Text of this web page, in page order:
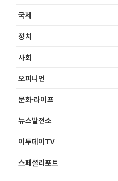
국제
정치
사회
오피니언
문화·라이프
뉴스발전소
이투데이TV
스페셜리포트